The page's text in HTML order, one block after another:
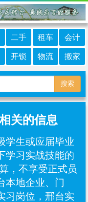
二手 租车 会计
开锁 物流 搬家
搜索
关的信息
学生或应届毕业
学习实战技能的
，不享受正式员
本地企业、门
习岗位，邢台实